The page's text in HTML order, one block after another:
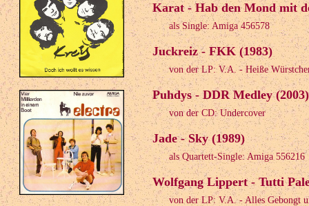
Karat - Hab den Mond mit
als Single: Amiga 456578
Juckreiz - FKK (1983)
von der LP: V.A. - Heiße
Puhdys - DDR Medley (2003)
von der CD: Undercover
Jade - Sky (1989)
als Quartett-Single: Amiga 556216
Wolfgang Lippert - Tutti
von der LP: V.A. - Alles Gebongt